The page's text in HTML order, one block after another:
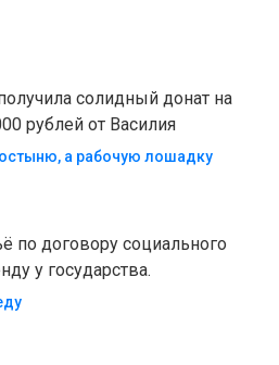
солидный донат на
рублей от Василия
а рабочую лошадку
по договору социального
у государства.